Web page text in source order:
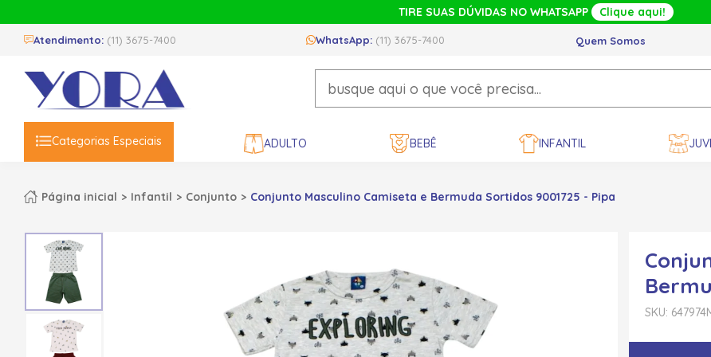
TIRE SUAS DÚVIDAS NO WHATSAPP Clique aqui!
Atendimento: (11) 3675-7400 WhatsApp: (11) 3675-7400 Quem Somos
Categorias Especiais ADULTO BEBÊ INFANTIL
Página inicial Infantil Conjunto Conjunto Masculino Camiseta e Bermuda Sortidos 9001725 - Pipa
SKU: 647974